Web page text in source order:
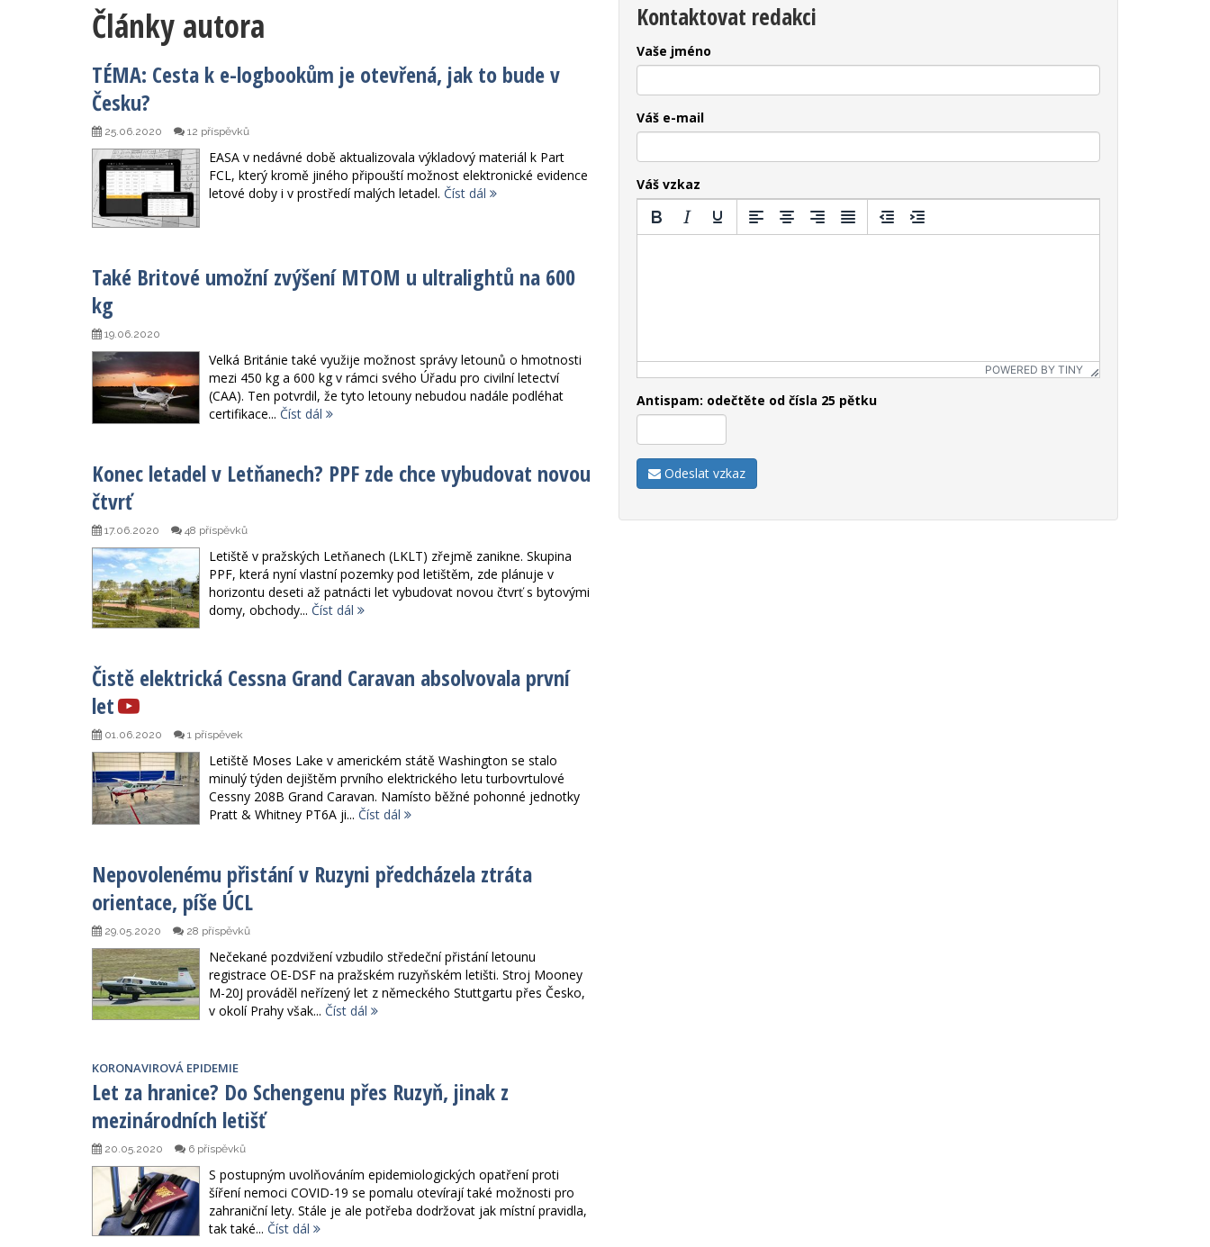
Články autora
TÉMA: Cesta k e-logbookům je otevřená, jak to bude v
Česku?
25.06.2020 12 příspěvků
EASA v nedávné době aktualizovala výkladový materiál k Part
FCL, který kromě jiného připouští možnost elektronické evidence
letové doby i v prostředí malých letadel. Číst dál
Také Britové umožní zvýšení MTOM u ultralightů na 600
kg
19.06.2020
Velká Británie také využije možnost správy letounů o hmotnosti
mezi 450 kg a 600 kg v rámci svého Úřadu pro civilní letectví
(CAA). Ten potvrdil, že tyto letouny nebudou nadále podléhat
certifikace... Číst dál
Konec letadel v Letňanech? PPF zde chce vybudovat novou
čtvrť
17.06.2020 48 příspěvků
Letiště v pražských Letňanech (LKLT) zřejmě zanikne. Skupina
PPF, která nyní vlastní pozemky pod letištěm, zde plánuje v
horizontu deseti až patnácti let vybudovat novou čtvrť s bytovými
domy, obchody... Číst dál
Čistě elektrická Cessna Grand Caravan absolvovala první
let
01.06.2020 1 příspěvek
Letiště Moses Lake v americkém státě Washington se stalo
minulý týden dejištěm prvního elektrického letu turbovrtulové
Cessny 208B Grand Caravan. Namísto běžné pohonné jednotky
Pratt & Whitney PT6A ji... Číst dál
Nepovolenému přistání v Ruzyni předcházela ztráta
orientace, píše ÚCL
29.05.2020 28 příspěvků
Nečekané pozdvižení vzbudilo středeční přistání letounu
registrace OE-DSF na pražském ruzyňském letišti. Stroj Mooney
M-20J prováděl neřízený let z německého Stuttgartu přes Česko,
v okolí Prahy však... Číst dál
KORONAVIROVÁ EPIDEMIE
Let za hranice? Do Schengenu přes Ruzyň, jinak z
mezinárodních letišť
20.05.2020 6 příspěvků
S postupným uvolňováním epidemiologických opatření proti
šíření nemoci COVID-19 se pomalu otevírají také možnosti pro
zahraniční lety. Stále je ale potřeba dodržovat jak místní pravidla,
tak také... Číst dál
Kontaktovat redakci
Vaše jméno
Váš e-mail
Váš vzkaz
POWERED BY TINY
Antispam: odečtěte od čísla 25 pětku
Odeslat vzkaz